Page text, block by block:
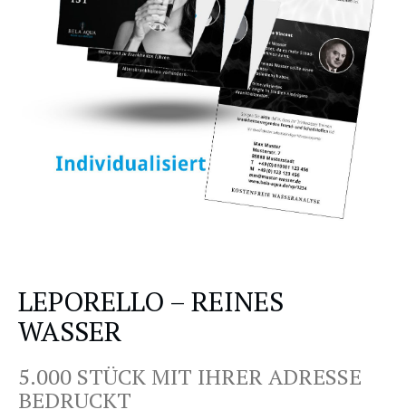
LEPORELLO – REINES
WASSER
5.000 STÜCK MIT IHRER ADRESSE
BEDRUCKT